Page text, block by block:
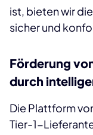
ist, bieten wir
sicher und
Förderung
durch
Die Plattform
Tier-1-